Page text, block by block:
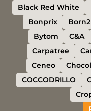
Black Red White
Bonprix
Bytom
C&A
Carpatree
Ceneo
COCCODRILLO